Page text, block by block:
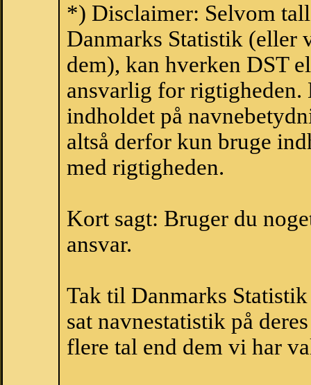
*) Disclaimer: Selvom
Danmarks Statistik (eller
dem), kan hverken DST
ansvarlig for
indholdet på
altså derfor kun bruge
med rigtigheden.
Kort sagt: Bruger du
ansvar.
Tak til Danmarks
sat navnestatistik på
flere tal end dem vi har